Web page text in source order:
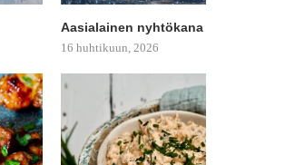
Aasialainen nyhtökana
16 huhtikuun, 2026